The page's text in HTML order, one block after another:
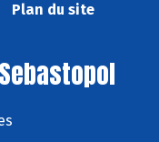
Plan du site